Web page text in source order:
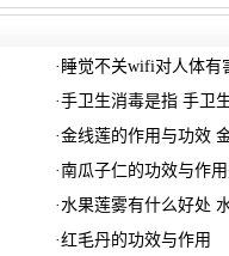
· 睡觉不关wifi对人体有
·手卫生消毒是指 手卫
·金线莲的作用与功效
·南瓜子仁的功效与作
·水果莲雾有什么好处
·红毛丹的功效与作用